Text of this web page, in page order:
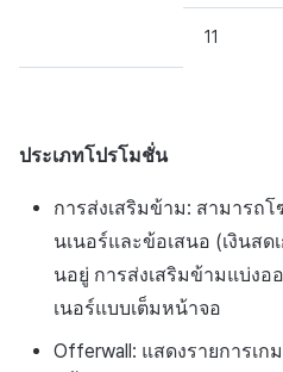
11
ประเภทโปรโมชั่น
การส่งเสริมข้าม: สามารถ
นเนอร์และข้อเสนอ (เงินสด
นอยู่ การส่งเสริมข้ามแบ่ง
เนอร์แบบเต็มหน้าจอ
Offerwall: แสดงรายการเ